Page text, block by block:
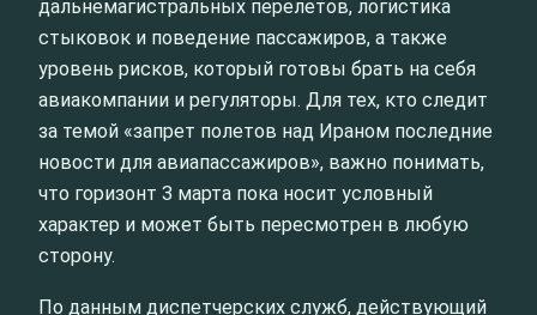
дальнемагистральных перелетов, логистика
стыковок и поведение пассажиров, а также
уровень рисков, который готовы брать на себя
авиакомпании и регуляторы. Для тех, кто следит
за темой «запрет полетов над Ираном последние
новости для авиапассажиров», важно понимать,
что горизонт 3 марта пока носит условный
характер и может быть пересмотрен в любую
сторону.
По данным диспетчерских служб, действующий